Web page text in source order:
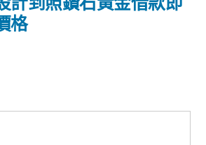
篇
格